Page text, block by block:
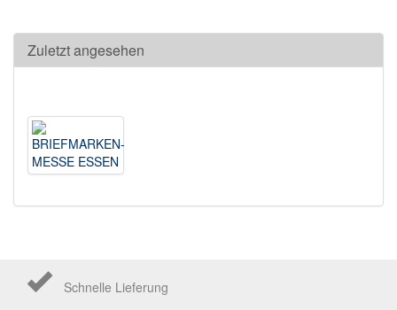
Zuletzt angesehen
Schnelle Lieferung